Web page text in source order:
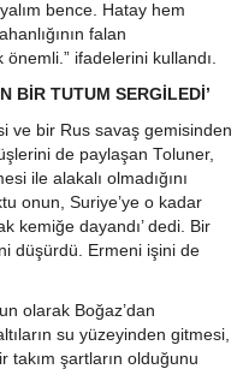
bence. Hatay hem
falan
önemli.” ifadelerini kullandı.
BİR TUTUM SERGİLEDİ’
ve bir Rus savaş gemisinden
de paylaşan Toluner,
ile alakalı olmadığını
onun, Suriye’ye o kadar
kemiğe dayandı’ dedi. Bir
düşürdü. Ermeni işini de
olarak Boğaz’dan
su yüzeyinden gitmesi,
takım şartların olduğunu